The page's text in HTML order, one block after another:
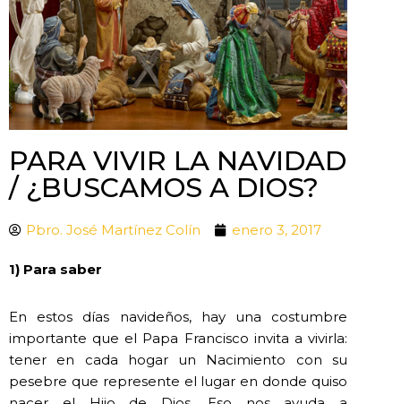
PARA VIVIR LA NAVIDAD
/ ¿BUSCAMOS A DIOS?
Pbro. José Martínez Colín enero 3, 2017
1) Para saber
En estos días navideños, hay una costumbre
importante que el Papa Francisco invita a vivirla:
tener en cada hogar un Nacimiento con su
pesebre que represente el lugar en donde quiso